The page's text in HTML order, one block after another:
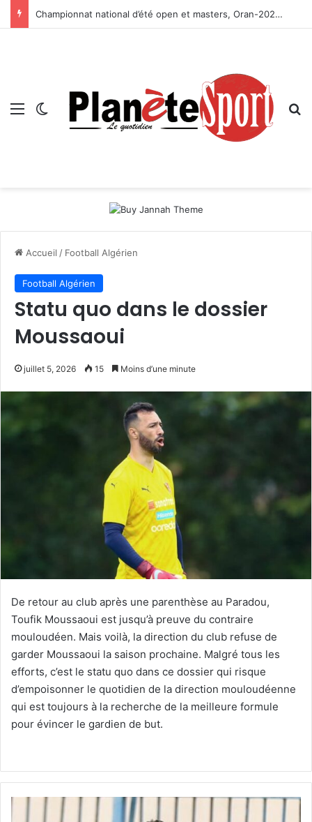
Championnat national d’été open et masters, Oran-2026 — Le CRB s’adjuge le titre
Menu Switch skin
Accueil / Football Algérien
Football Algérien
Statu quo dans le dossier
Moussaoui
juillet 5, 2026 15 Moins d’une minute
De retour au club après une parenthèse au Paradou,
Toufik Moussaoui est jusqu’à preuve du contraire
mouloudéen. Mais voilà, la direction du club refuse de
garder Moussaoui la saison prochaine. Malgré tous les
efforts, c’est le statu quo dans ce dossier qui risque
d’empoisonner le quotidien de la direction mouloudéenne
qui est toujours à la recherche de la meilleure formule
pour évincer le gardien de but.
Naâmoune